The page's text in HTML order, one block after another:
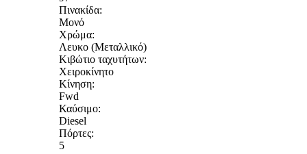
Πινακίδα:
Μονό
Χρώμα:
Λευκο (Μεταλλικό)
Κιβώτιο ταχυτήτων:
Χειροκίνητο
Κίνηση:
Fwd
Καύσιμο:
Diesel
Πόρτες:
5